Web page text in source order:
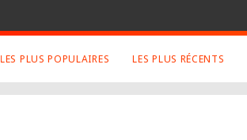
LES PLUS POPULAIRES LES PLUS RÉCENTS